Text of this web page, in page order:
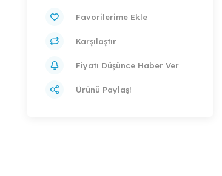
Karşılaştır
Fiyatı Düşünce Haber Ver
Ürünü Paylaş!